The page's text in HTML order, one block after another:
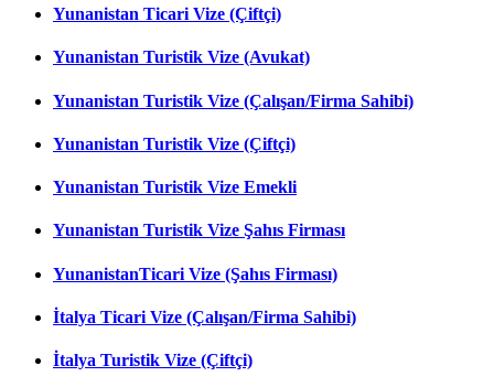
Yunanistan Ticari Vize (Çiftçi)
Yunanistan Turistik Vize (Avukat)
Yunanistan Turistik Vize (Çalışan/Firma Sahibi)
Yunanistan Turistik Vize (Çiftçi)
Yunanistan Turistik Vize Emekli
Yunanistan Turistik Vize Şahıs Firması
YunanistanTicari Vize (Şahıs Firması)
İtalya Ticari Vize (Çalışan/Firma Sahibi)
İtalya Turistik Vize (Çiftçi)